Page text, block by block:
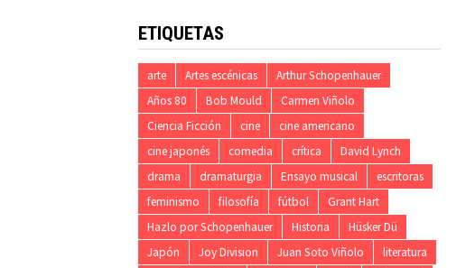
ETIQUETAS
arte Artes escénicas
Arthur Schopenhauer
Años 80
Bob Mould
Carmen Viñolo
Ciencia Ficción
cine
cine americano
cine japonés
comedia crítica
David Lynch
drama
dramaturgia Ensayo musical
escritoras
feminismo
filosofía fútbol
Grant Hart
Hazlo por Schopenhauer
Historia
Hüsker Dü
Japón
Joy Division Juan Soto Viñolo
literatura